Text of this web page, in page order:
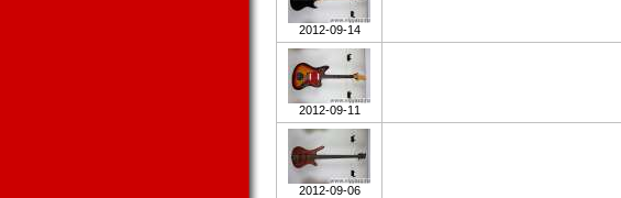
2012-09-14
2012-09-11
2012-09-06